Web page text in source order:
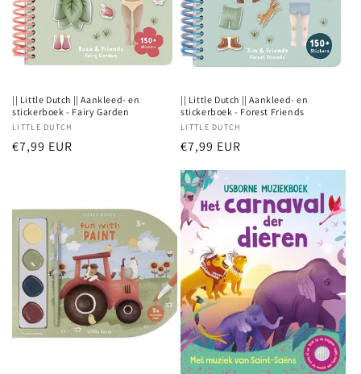
|| Little Dutch || Aankleed- en
stickerboek - Fairy Garden
Verkoper:
LITTLE DUTCH
Normale
€7,99 EUR
|| Little Dutch || Aankleed- en
stickerboek - Forest Friends
Verkoper:
LITTLE DUTCH
Normale
€7,99 EUR